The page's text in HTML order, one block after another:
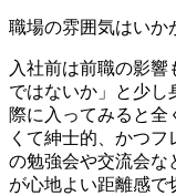
職場の雰囲気はいか
入社前は前職の影
ではないか」と少し
際に入ってみると全
くて紳士的、かつ
の勉強会や交流会な
が心地よい距離感で